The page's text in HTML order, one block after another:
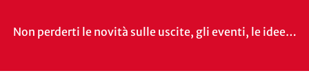
Non perderti le novità sulle uscite, gli eventi, le idee…